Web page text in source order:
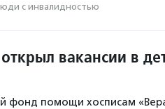
с инвалидностью
вакансии в
фонд помощи хосписам